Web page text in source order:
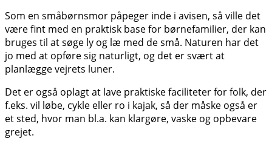
Som en småbørnsmor påpeger inde i avisen, så ville det
være fint med en praktisk base for børnefamilier, der kan
bruges til at søge ly og læ med de små. Naturen har det
jo med at opføre sig naturligt, og det er svært at
planlægge vejrets luner.
Det er også oplagt at lave praktiske faciliteter for folk, der
f.eks. vil løbe, cykle eller ro i kajak, så der måske også er
et sted, hvor man bl.a. kan klargøre, vaske og opbevare
grejet.